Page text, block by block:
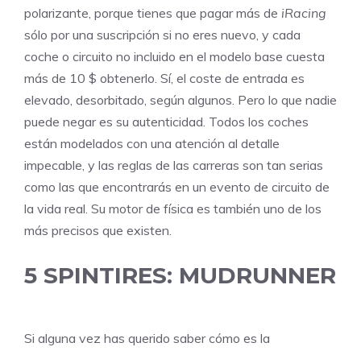
polarizante, porque tienes que pagar más de iRacing
sólo por una suscripción si no eres nuevo, y cada
coche o circuito no incluido en el modelo base cuesta
más de 10 $ obtenerlo. Sí, el coste de entrada es
elevado, desorbitado, según algunos. Pero lo que nadie
puede negar es su autenticidad. Todos los coches
están modelados con una atención al detalle
impecable, y las reglas de las carreras son tan serias
como las que encontrarás en un evento de circuito de
la vida real. Su motor de física es también uno de los
más precisos que existen.
5 SPINTIRES: MUDRUNNER
Si alguna vez has querido saber cómo es la